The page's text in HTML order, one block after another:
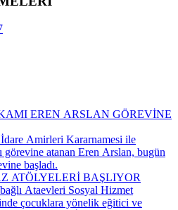
EREN ARSLAN GÖREVİNE
Amirleri Kararnamesi ile
görevine atanan Eren Arslan, bugün
başladı.
ATÖLYELERİ BAŞLIYOR
Ataevleri Sosyal Hizmet
çocuklara yönelik eğitici ve